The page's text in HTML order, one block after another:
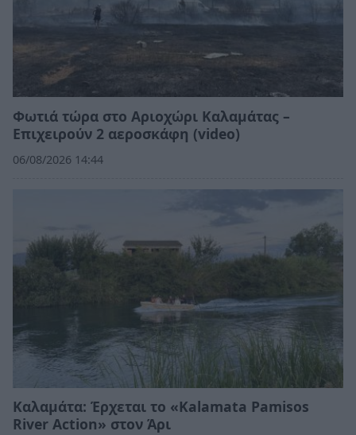
Φωτιά τώρα στο Αριοχώρι Καλαμάτας –
Επιχειρούν 2 αεροσκάφη (video)
06/08/2026 14:44
Καλαμάτα: Έρχεται το «Kalamata Pamisos
River Action» στον Άρι